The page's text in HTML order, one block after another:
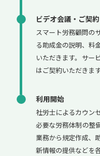
ビデオ会議・ご契約
スマート労務顧問の
る助成金の説明、料
いただきます。サー
はご契約いただきます
利用開始
社労士によるカウン
必要な労務体制の整
業務から規定作成、
新情報の提供などを